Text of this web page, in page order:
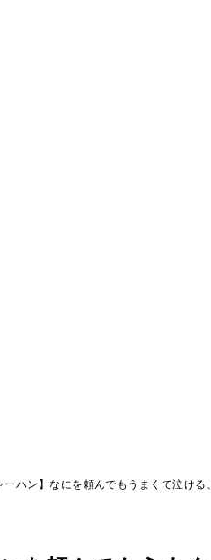
ーハン】なにを頼んでもうまくて泣け